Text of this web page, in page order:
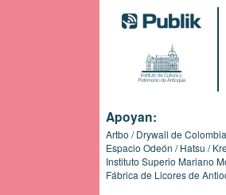
Apoyan:
Artbo
Drywall de Colombia
Espacio Odeón
Hatsu
Instituto Superio Mariano
Fábrica de Licores de